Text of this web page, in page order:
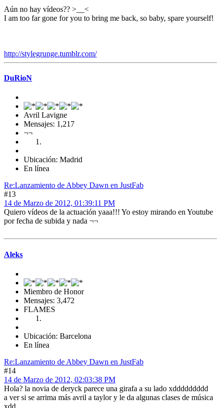
Aún no hay vídeos?? >__<
I am too far gone for you to bring me back, so baby, spare yourself!
http://stylegrunge.tumblr.com/
DuRioN
Avril Lavigne
Mensajes: 1,217
¬¬
Ubicación: Madrid
En línea
Re:Lanzamiento de Abbey Dawn en JustFab
#13
14 de Marzo de 2012, 01:39:11 PM
Quiero vídeos de la actuación yaaa!!! Yo estoy mirando en Youtube
por fecha de subida y nada ¬¬
Aleks
Miembro de Honor
Mensajes: 3,472
FLAMES
Ubicación: Barcelona
En línea
Re:Lanzamiento de Abbey Dawn en JustFab
#14
14 de Marzo de 2012, 02:03:38 PM
Hola? la novia de deryck parece una girafa a su lado xddddddddd
a ver si se arrima más avril a taylor y le da algunas clases de música
xdd